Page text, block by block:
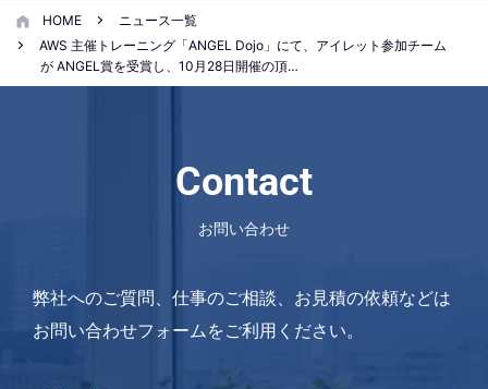
HOME
ニュース一覧
AWS 主催トレーニング「ANGEL Dojo」にて、アイレット参加チーム
が ANGEL賞を受賞し、10月28日開催の頂…
Contact
お問い合わせ
弊社へのご質問、仕事のご相談、お見積の依頼などは
お問い合わせフォームをご利用ください。